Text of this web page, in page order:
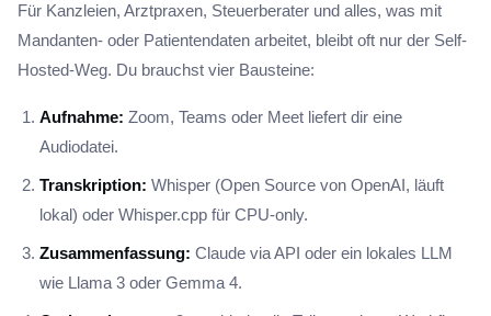
Für Kanzleien, Arztpraxen, Steuerberater und alles, was mit
Mandanten- oder Patientendaten arbeitet, bleibt oft nur der Self-
Hosted-Weg. Du brauchst vier Bausteine:
Aufnahme: Zoom, Teams oder Meet liefert dir eine
Audiodatei.
Transkription: Whisper (Open Source von OpenAI, läuft
lokal) oder Whisper.cpp für CPU-only.
Zusammenfassung: Claude via API oder ein lokales LLM
wie Llama 3 oder Gemma 4.